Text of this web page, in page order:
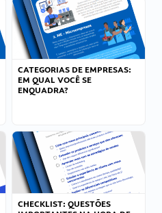
CATEGORIAS DE EMPRESAS:
EM QUAL VOCÊ SE
ENQUADRA?
CHECKLIST: QUESTÕES